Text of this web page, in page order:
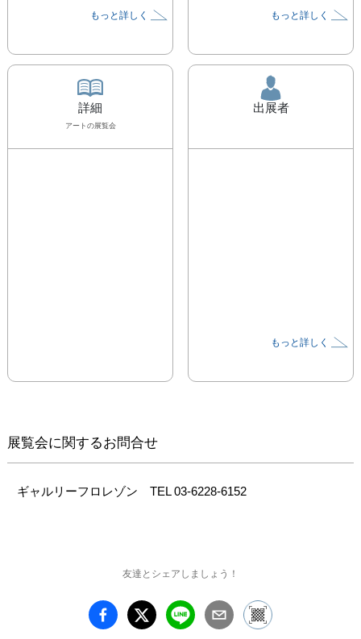
もっと詳しく もっと詳しく
詳細
アート の展覧会
出展者
もっと詳しく
展覧会に関するお問合せ
ギャルリーフロレゾン　TEL 03-6228-6152
友達とシェアしましょう！